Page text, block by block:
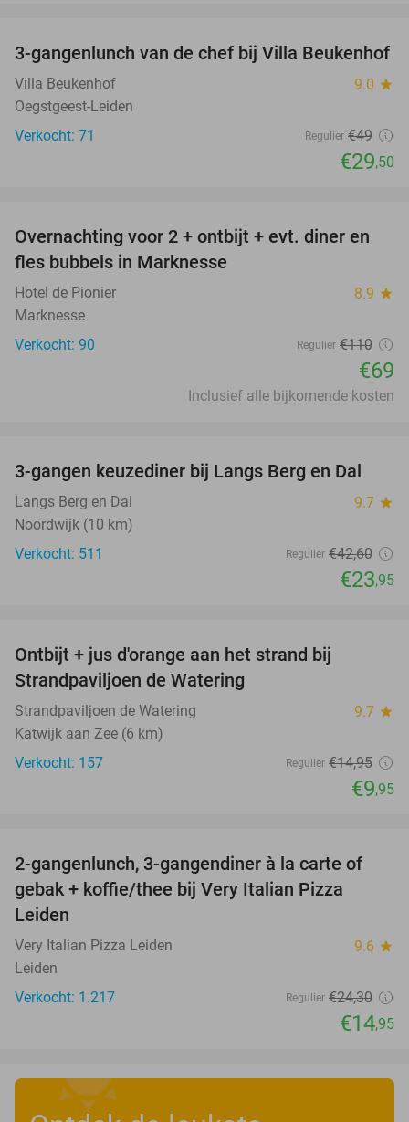
40%
3-gangenlunch van de chef bij Villa Beukenhof
Villa Beukenhof 9.0 star
Oegstgeest-Leiden
Verkocht: 71
Regulier €49
€29,50
37%
Overnachting voor 2 + ontbijt + evt. diner en
fles bubbels in Marknesse
Hotel de Pionier 8.9 star
Marknesse
Verkocht: 90
Regulier €110
€69
Inclusief alle bijkomende kosten
44%
3-gangen keuzediner bij Langs Berg en Dal
Langs Berg en Dal 9.7 star
Noordwijk (10 km)
Verkocht: 511
Regulier €42,60
€23,95
Ontbijt + jus d'orange aan het strand bij
Strandpaviljoen de Watering
Strandpaviljoen de Watering 9.7 star
Katwijk aan Zee (6 km)
Verkocht: 157
Regulier €14,95
€9,95
38%
2-gangenlunch, 3-gangendiner à la carte of
gebak + koffie/thee bij Very Italian Pizza
Leiden
Very Italian Pizza Leiden 9.6 star
Leiden
Verkocht: 1.217
Regulier €24,30
€14,95